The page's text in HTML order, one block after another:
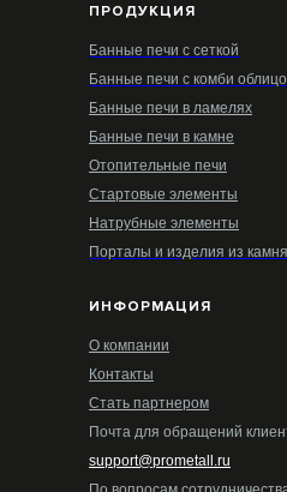
ПРОДУКЦИЯ
Банные печи с сеткой
Банные печи с комби
Банные печи в ламелях
Банные печи в камне
Отопительные печи
Стартовые элементы
Натрубные элементы
Порталы и изделия из камня
ИНФОРМАЦИЯ
О компании
Контакты
Стать партнером
Почта для обращений
support@prometall.ru